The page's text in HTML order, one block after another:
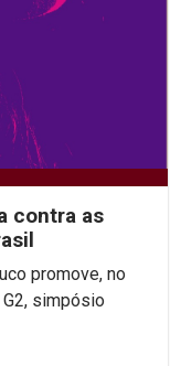
contra as
promove, no
simpósio